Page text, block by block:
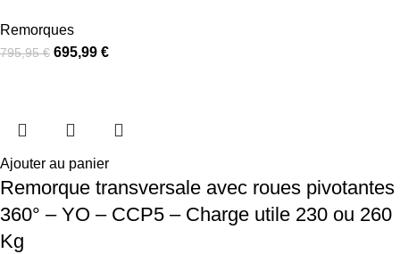
Remorques
795,95€ 695,99 €
Ajouter au panier
Remorque transversale avec roues pivotantes
360° – YO – CCP5 – Charge utile 230 ou 260
Kg